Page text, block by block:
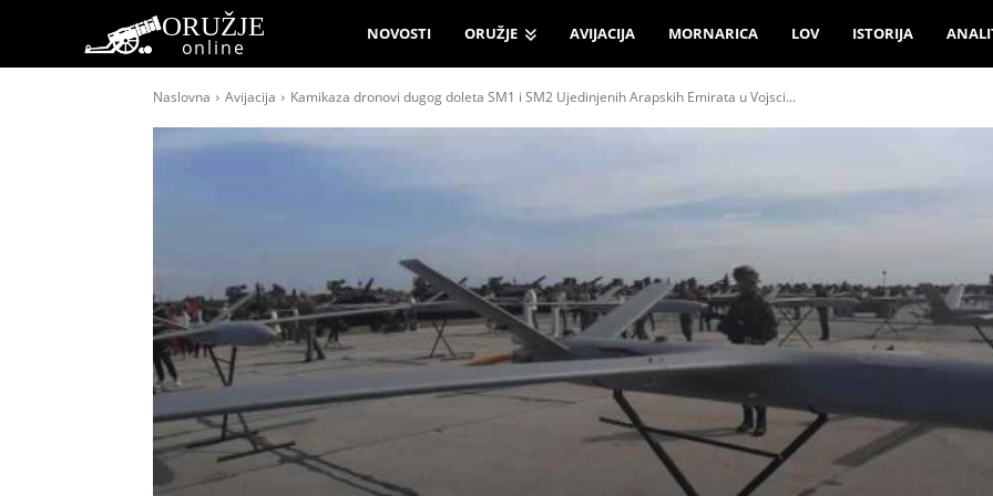
ORUŽJE
online
NOVOSTI ORUŽJE AVIJACIJA MORNARICA LOV ISTORIJA
Naslovna Avijacija Kamikaza dronovi dugog doleta SM1 i SM2 Ujedinjenih Arapskih Emirata u Vojsci...